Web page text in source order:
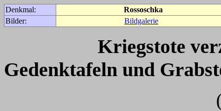
Denkmal:
Rossoschka
Bilder:
Bildgalerie
Kriegstote
Gedenktafeln und
(Für weitere